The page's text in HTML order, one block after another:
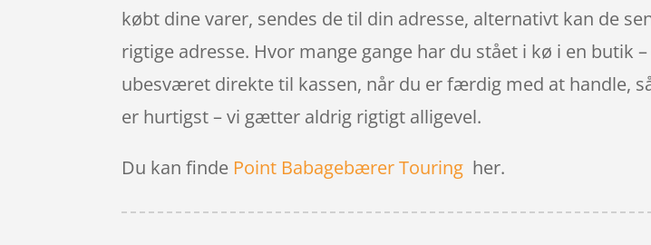
købt dine varer, sendes de til din adresse, alternativt kan de
rigtige adresse. Hvor mange gange har du stået i kø i en butik
ubesværet direkte til kassen, når du er færdig med at handle,
er hurtigst – vi gætter aldrig rigtigt alligevel.
Du kan finde Point Babagebærer Touring her.